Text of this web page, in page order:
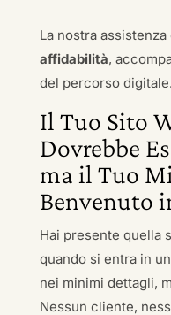
La nostra
affidabilità,
del percorso digitale.
Il Tuo Sito
Dovrebbe
ma il Tuo
Benvenuto
Hai presente quella
quando si entra in
nei minimi dettagli,
Nessun cliente,